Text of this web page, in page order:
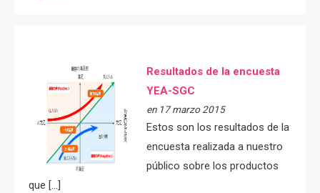
Resultados de la encuesta
YEA-SGC
en 17 marzo 2015
Estos son los resultados de la
encuesta realizada a nuestro
público sobre los productos
que […]